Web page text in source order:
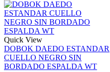
Quick View
DOBOK DAEDO ESTANDAR
CUELLO NEGRO SIN
BORDADO ESPALDA WT